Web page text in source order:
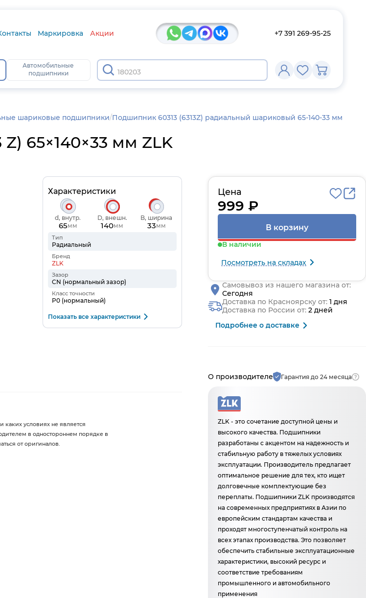
Маркировка Акции +7 391 269-95-25
Автомобильные
подшипники
1802
шариковые подшипники Подшипник 60313 (6313Z) радиальный шариковый 65-140-33 мм
65×140×33 мм ZLK
Характеристики
d, внутр.
65мм
D, внешн.
140мм
B, ширина
33мм
Тип
Радиальный
Бренд
ZLK
Зазор
CN (нормальный зазор)
Класс точности
P0 (нормальный)
Показать все характеристики
Цена
999 ₽
В корзину
В наличии
Посмотреть на складах
Самовывоз из нашего магазина от:
Сегодня
Доставка по Красноярску от:1 дня
Доставка по России от:2 дней
Подробнее о доставке
каких условиях не является
в одностороннем порядке в
от оригиналов.
Производитель и гарантия
О производителе Гарантия до 24 месяца
ZLK - это сочетание доступной цены и
высокого качества. Подшипники
разработаны с акцентом на надежность и
стабильную работу в тяжелых условиях
эксплуатации. Производитель предлагает
оптимальное решение для тех, кто ищет
долговечные комплектующие без
переплаты. Подшипники ZLK производятся
на современных предприятиях в Азии по
европейским стандартам качества и
проходят многоступенчатый контроль на
всех этапах производства. Это позволяет
обеспечить стабильные эксплуатационные
характеристики, высокий ресурс и
соответствие требованиям
промышленного и автомобильного
применения